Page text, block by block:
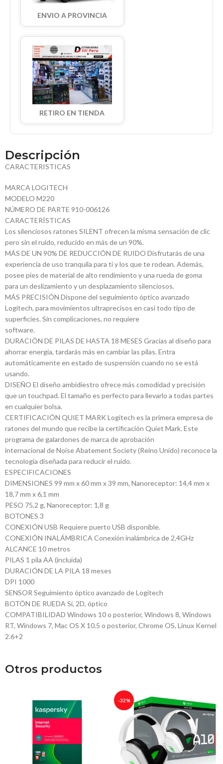
ENVIO A PROVINCIA
RETIRO EN TIENDA
Descripción
CARACTERISTICAS
MARCA LOGITECH
MODELO M220
NÚMERO DE PARTE 910-006126
CARACTERÍSTICAS
Los silenciosos ratones SILENT ofrecen la misma sensación de clic
pero sin el ruido, reducido en más de un 90%.
MÁS DE UN 90% DE REDUCCIÓN DE RUIDO Disfrutarás de una
experiencia de uso tranquila para ti y los que te rodean. Además,
posee pies de material de alto rendimiento y una rueda de goma
para un deslizamiento y un desplazamiento silenciosos.
MÁS PRECISIÓN Dispone del seguimiento óptico avanzado
Logitech, para movimientos ultraprecisos en casi todo tipo de
superficies. Sin complicaciones, no requiere
software.
DURACIÓN DE PILAS DE HASTA 18 MESES Gracias al diseño para
ahorrar energía, tardarás más en cambiar las pilas. Entra
automáticamente en estado de suspensión cuando no se está
usando.
DISEÑO El diseño ambidiestro ofrece más comodidad y precisión
que un touchpad. El tamaño es perfecto para llevarlo a todas partes
en cualquier bolsa.
CERTIFICACIÓN QUIET MARK Logitech es la primera empresa de
ratones del mundo que recibe la certificación Quiet Mark. Este
programa de galardones de marca de aprobación
internacional de Noise Abatement Society (Reino Unido) reconoce la
tecnología diseñada para reducir el ruido.
ESPECIFICACIONES
DIMENSIONES 99 mm x 60 mm x 39 mm, Nanoreceptor: 14,4 mm x
18,7 mm x 6,1 mm
PESO 75,2 g, Nanoreceptor: 1,8 g
BOTONES 3
CONEXIÓN USB Requiere puerto USB disponible.
CONEXIÓN INALÁMBRICA Conexión inalámbrica de 2,4GHz
ALCANCE 10 metros
PILAS 1 pila AA (incluida)
DURACIÓN DE LA PILA 18 meses
DPI 1000
SENSOR Seguimiento óptico avanzado de Logitech
BOTÓN DE RUEDA Sí, 2D, óptico
COMPATIBILIDAD Windows 10 o posterior, Windows 8, Windows
RT, Windows 7, Mac OS X 10.5 o posterior, Chrome OS, Linux Kernel
2.6+2
Otros productos
-32%